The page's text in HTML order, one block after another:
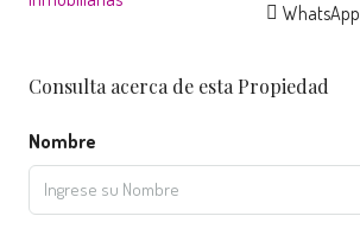
WhatsApp
Consulta acerca de esta Propiedad
Nombre